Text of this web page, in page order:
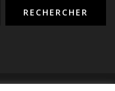
RECHERCHER